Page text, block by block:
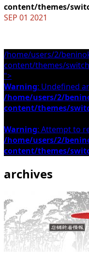
content/themes/
SEP 01 2021
/home/users/2/
content/themes/
">
Warning: Undefined
/home/users/2/
content/themes/
Warning: Attempt to
/home/users/2/
content/themes/
archives